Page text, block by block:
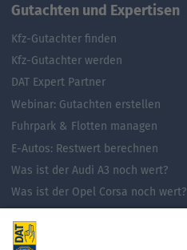
Gutachten und Expertisen
Kfz-Gutachter finden
Kfz-Gutachter werden
DAT Expert Partner
Webinar: Gutachten erstellen
Fuhrpark & Flotten managen
E-Autos: Restwert berechnen
Was ist der Audi A3 noch wert?
Was ist der Opel Corsa noch wert?
Was ist der VW Golf noch wert?